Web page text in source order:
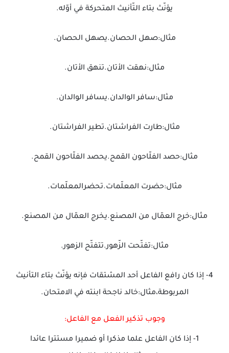
يؤنّث بتاء التّأنيث المتحركة في أوّله.
مثال:صهل الحصان.يصهل الحصان.
مثال:نهقت الأتان.تنهق الأتان.
مثال:سافر الوالدان.يسافر الوالدان.
مثال:طارت الفراشتان.تطير الفراشتان.
مثال:حصد الفلّاحون القمح.يحصد الفلّاحون القمح.
مثال:حضرت المعلّمات.تحضرالمعلّمات.
مثال:خرج العمّال من المصنع.يخرج العمّال من المصنع.
مثال:تفتّحت الزّهور.تتفتّح الزهور.
4- إذا كان رافع الفاعل أحد المشتقات فإنه يؤنّث بتاء التأنيث
المربوطة،مثال:خالد ناجحة ابنته في الامتحان.
وجوب تذكير الفعل مع الفاعل:
1- إذا كان الفاعل علما مذكرا أو ضميرا مستترا عائدا